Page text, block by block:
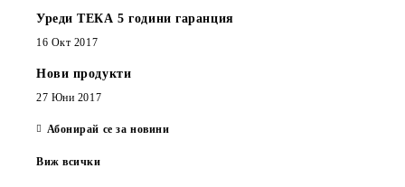
Уреди ТЕКА 5 години гаранция
16 Окт 2017
Нови продукти
27 Юни 2017
Абонирай се за новини
Виж всички